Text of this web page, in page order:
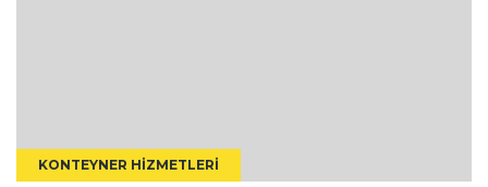
KONTEYNER HIZMETLERI